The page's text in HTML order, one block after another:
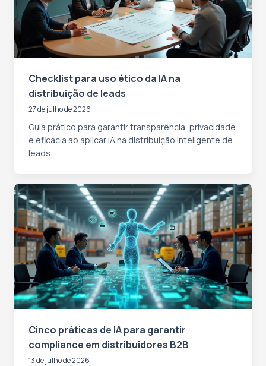
Checklist para uso ético da IA na
distribuição de leads
27 de julho de 2026
Guia prático para garantir transparência, privacidade
e eficácia ao aplicar IA na distribuição inteligente de
leads.
Cinco práticas de IA para garantir
compliance em distribuidores B2B
13 de julho de 2026